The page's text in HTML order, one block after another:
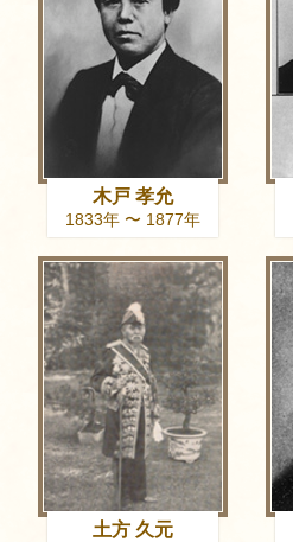
木戸 孝允
1833年 〜 1877年
土方 久元